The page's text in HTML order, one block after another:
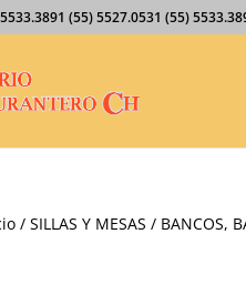
(55) 5527.0531 (55)
/SILLAS Y MESAS / BANCOS,